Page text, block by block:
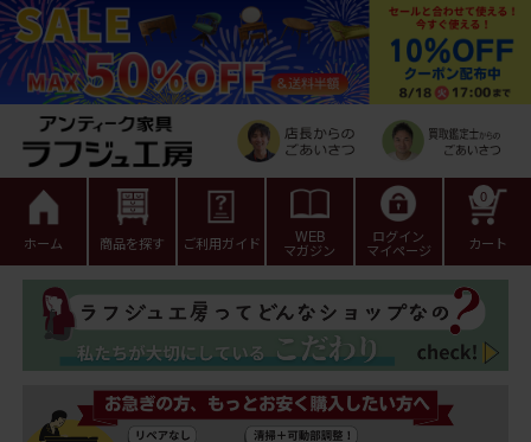
ホーム 商品を探す ご利用ガイド WEB
マガジン
ログイン
マイページ カート
0